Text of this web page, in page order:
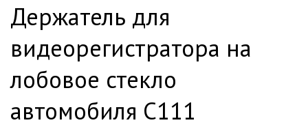
Держатель для
видеорегистратора на
лобовое стекло
автомобиля C111